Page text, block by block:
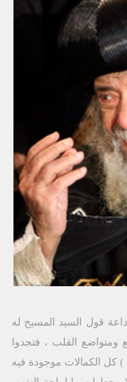
قول السيد المسيح له
ومتواضع القلب ، فتجدوا
راحة لنفوسكم ) (مت 11 : 29 ) كل الكمالات موجودة فيه